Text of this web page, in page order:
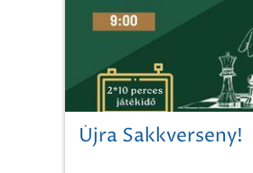
Újra Sakkverseny!